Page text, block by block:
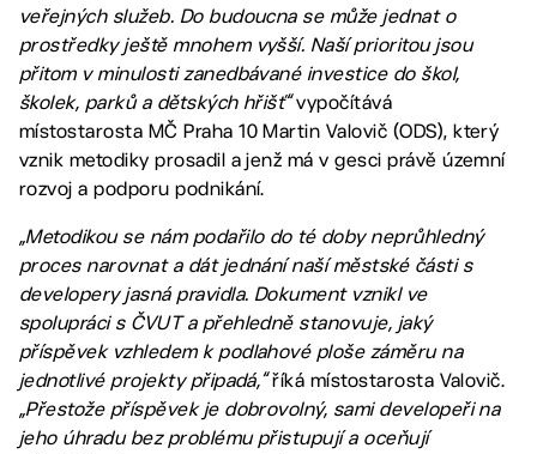
veřejných služeb. Do budoucna se může jednat o
prostředky ještě mnohem vyšší. Naší prioritou jsou
přitom v minulosti zanedbávané investice do škol,
školek, parků a dětských hřišť“vypočítává
místostarosta MČ Praha 10 Martin Valovič (ODS), který
vznik metodiky prosadil a jenž má v gesci právě územní
rozvoj a podporu podnikání.
„Metodikou se nám podařilo do té doby neprůhledný
proces narovnat a dát jednání naší městské části s
developery jasná pravidla. Dokument vznikl ve
spolupráci s ČVUT a přehledně stanovuje, jaký
příspěvek vzhledem k podlahové ploše záměru na
jednotlivé projekty připadá,“říká místostarosta Valovič.
„Přestože příspěvek je dobrovolný, sami developeři na
jeho úhradu bez problému přistupují a oceňují